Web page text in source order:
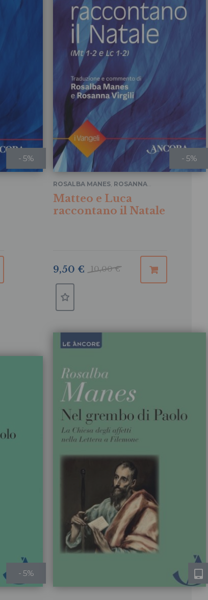
- 5% - 5%
Matteo e Luca
raccontano il Natale
ROSALBA MANES ROSANNA
VIRGILI
10,00 €
9,50 €
- 5%